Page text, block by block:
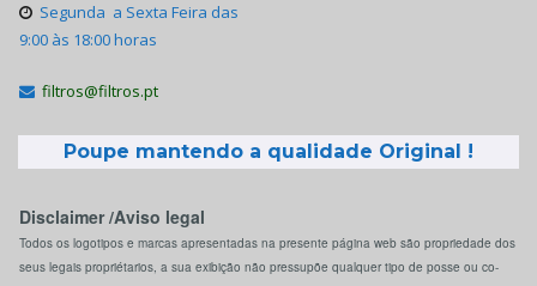
 Segunda a Sexta Feira das
9:00 às 18:00 horas
 filtros@filtros.pt
Poupe mantendo a qualidade Original !
Disclaimer /Aviso legal
Todos os logotipos e marcas apresentadas na presente página web são propriedade dos
seus legais propriétarios, a sua exibição não pressupõe qualquer tipo de posse ou co-